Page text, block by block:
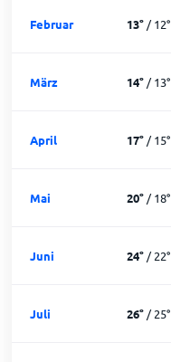
Februar 13°/12°
März 14°/13°
April 17°/15°
Mai 20°/18°
Juni 24°/22°
Juli 26°/25°